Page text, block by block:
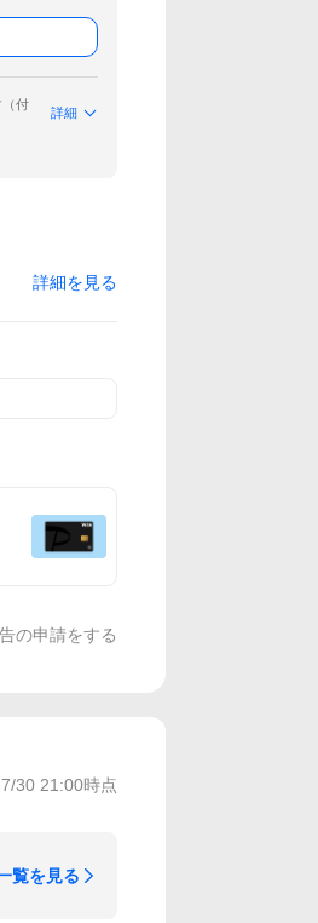
（付
詳細
詳細を見る
の申請をする
7/30 21:00時点
覧を見る